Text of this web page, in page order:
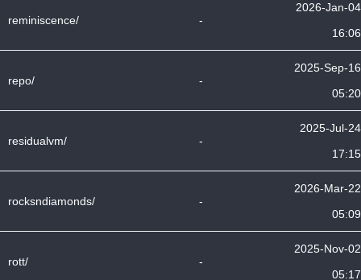
reminiscence/ -
2026-Jan-04
16:06
repo/ -
2025-Sep-16
05:20
residualvm/ -
2025-Jul-24
17:15
rocksndiamonds/ -
2026-Mar-22
05:09
rott/ -
2025-Nov-02
05:17